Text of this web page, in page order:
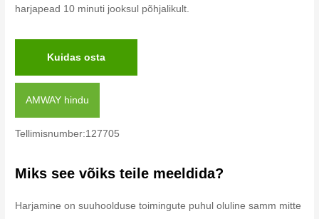
harjapead 10 minuti jooksul põhjalikult.
Kuidas osta
AMWAY hindu
Tellimisnumber:127705
Miks see võiks teile meeldida?
Harjamine on suuhoolduse toimingute puhul oluline samm mitte